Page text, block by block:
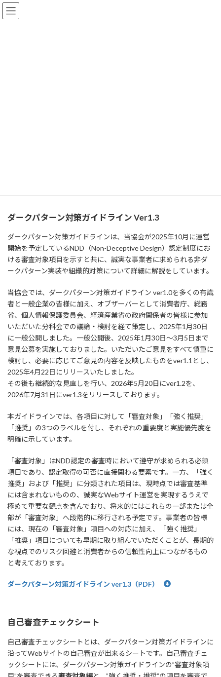
コ
ン
ナ
ビ
ダークパターン対策ガイドライン Ver1.3
ダークパターン対策ガイドラインは、当協会が2025年10月に運営
開始を予定しているNDD（Non-Deceptive Design）認定制度にお
ける審査対象項目を示すと共に、誠実な事業者に求められる非ダ
ークパターン実装や組織的対策について詳細に解説をしています。
当協会では、ダークパターン対策ガイドライン ver1.0を多くの有識
者と一般企業の皆様に加え、オブザーバーとして消費者庁、総務
省、個人情報保護委員会、経済産業省の政府関係者の皆様に参加
いただいた分科会での議論・検討を経て策定し、2025年1月30日
に一般公開しました。一般公開後、2025年1月30日～3月5日まで
意見公募を実施しておりました。いただいたご意見をすべて慎重に
検討し、必要に応じてご意見の内容を反映したものをver1.1とし、
2025年4月22日にリリースいたしました。
その後も継続的な見直しを行い、2026年5月20日にver1.2を、
2026年7月31日にver1.3をリリースしております。
本ガイドラインでは、各項目に対して「審査対象」「強く推奨」
「推奨」の3つのラベルを付し、それぞれの重要度と実施優先度を
明確に示しています。
「審査対象」はNDD認定の審査時において遵守が求められる必須
項目であり、認定取得の可否に直接関わる要素です。一方、「強く
推奨」および「推奨」に分類された項目は、現時点では審査基準
には含まれないものの、誠実なWebサイト運営を実現するうえで
極めて重要な観点を含んでおり、将来的にはこれらの一部または全
部が「審査対象」へ段階的に移行される予定です。事業者の皆様
には、現在の「審査対象」項目への対応に加え、「強く推奨」
「推奨」項目についても早期に取り組んでいただくことが、長期的
な視点でのリスク回避と消費者からの信頼性向上につながるもの
と考えております。
ダークパターン対策ガイドライン ver1.3（PDF）
自己審査チェックシート
自己審査チェックシートとは、ダークパターン対策ガイドラインに
沿ってWebサイトの自己審査が出来るシートです。自己審査チェ
ックシートには、ダークパターン対策ガイドラインの”審査対象項